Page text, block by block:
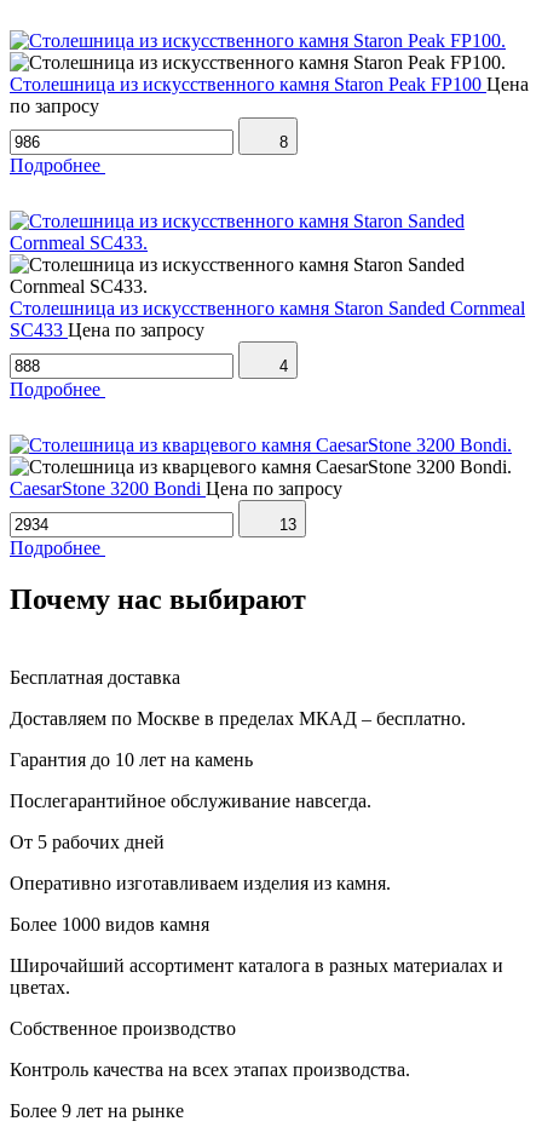
Столешница из искусственного камня Staron Peak FP100 Цена
по запросу
8
Подробнее
Столешница из искусственного камня Staron Sanded Cornmeal
SC433 Цена по запросу
4
Подробнее
CaesarStone 3200 Bondi Цена по запросу
13
Подробнее
Почему нас выбирают
Бесплатная доставка
Доставляем по Москве в пределах МКАД – бесплатно.
Гарантия до 10 лет на камень
Послегарантийное обслуживание навсегда.
От 5 рабочих дней
Оперативно изготавливаем изделия из камня.
Более 1000 видов камня
Широчайший ассортимент каталога в разных материалах и
цветах.
Собственное производство
Контроль качества на всех этапах производства.
Более 9 лет на рынке